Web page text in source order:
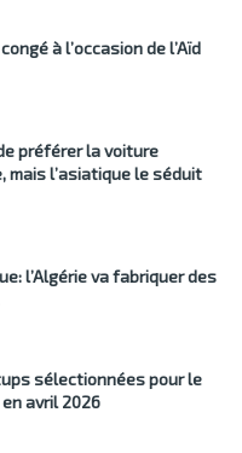
à l’occasion de l’Aïd
préférer la voiture
mais l’asiatique le séduit
l’Algérie va fabriquer des
sélectionnées pour le
avril 2026